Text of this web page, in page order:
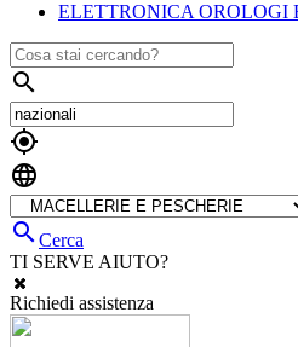
ELETTRONICA OROLOGI



Cerca
TI SERVE AIUTO?
Richiedi assistenza